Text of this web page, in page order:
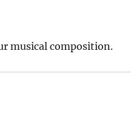
musical composition.